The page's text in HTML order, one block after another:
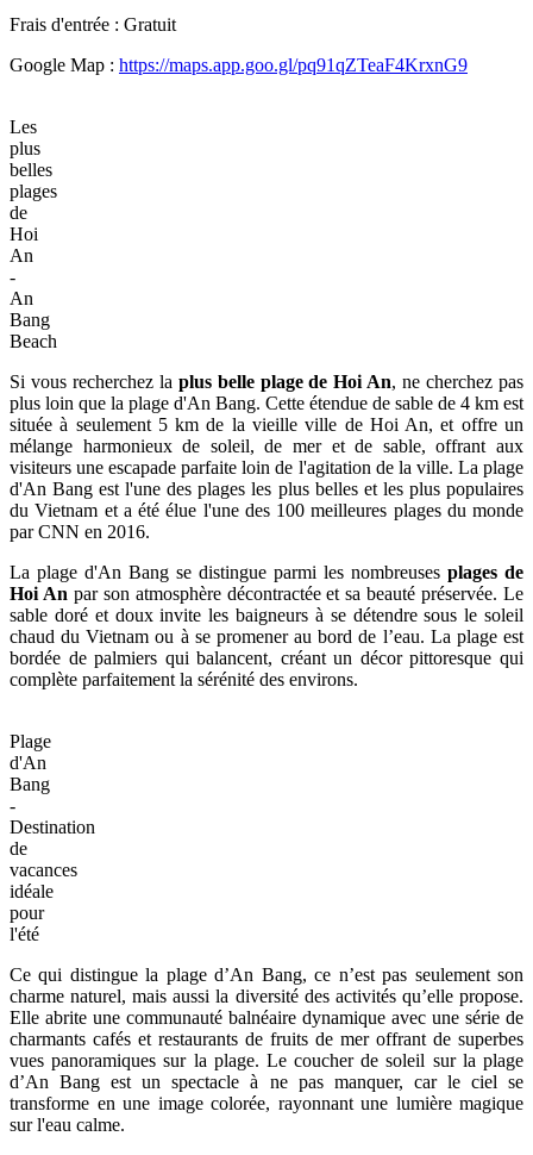
Frais d'entrée : Gratuit
Google Map : https://maps.app.goo.gl/pq91qZTeaF4KrxnG9
Les
plus
belles
plages
de
Hoi
An
-
An
Bang
Beach
Si vous recherchez la plus belle plage de Hoi An, ne cherchez pas
plus loin que la plage d'An Bang. Cette étendue de sable de 4 km est
située à seulement 5 km de la vieille ville de Hoi An, et offre un
mélange harmonieux de soleil, de mer et de sable, offrant aux
visiteurs une escapade parfaite loin de l'agitation de la ville. La plage
d'An Bang est l'une des plages les plus belles et les plus populaires
du Vietnam et a été élue l'une des 100 meilleures plages du monde
par CNN en 2016.
La plage d'An Bang se distingue parmi les nombreuses plages de
Hoi An par son atmosphère décontractée et sa beauté préservée. Le
sable doré et doux invite les baigneurs à se détendre sous le soleil
chaud du Vietnam ou à se promener au bord de l’eau. La plage est
bordée de palmiers qui balancent, créant un décor pittoresque qui
complète parfaitement la sérénité des environs.
Plage
d'An
Bang
-
Destination
de
vacances
idéale
pour
l'été
Ce qui distingue la plage d’An Bang, ce n’est pas seulement son
charme naturel, mais aussi la diversité des activités qu’elle propose.
Elle abrite une communauté balnéaire dynamique avec une série de
charmants cafés et restaurants de fruits de mer offrant de superbes
vues panoramiques sur la plage. Le coucher de soleil sur la plage
d’An Bang est un spectacle à ne pas manquer, car le ciel se
transforme en une image colorée, rayonnant une lumière magique
sur l'eau calme.